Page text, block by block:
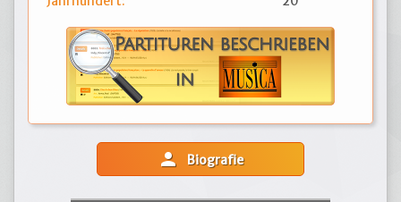
person Biografie